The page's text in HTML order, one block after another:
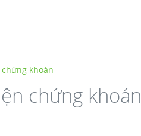
chứng khoán
chứng khoán